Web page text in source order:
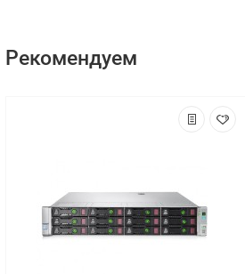
Рекомендуем